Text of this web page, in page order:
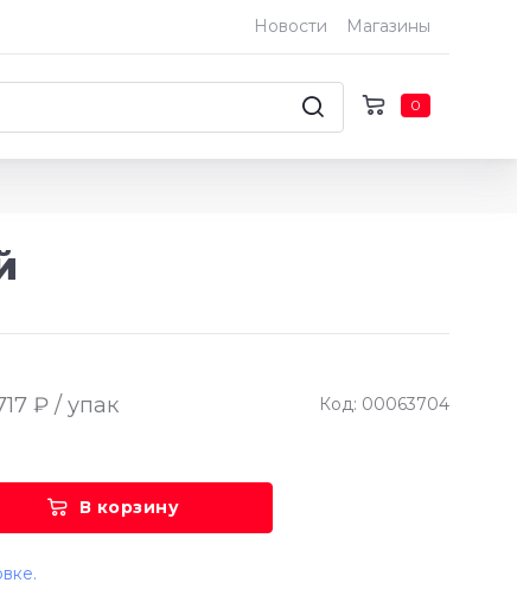
Новости Магазины
0
₽ / упак Код: 00063704
В корзину